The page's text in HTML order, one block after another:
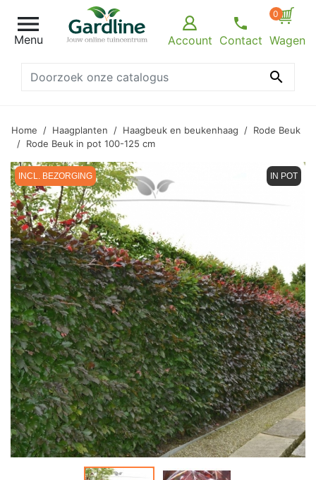

Menu Account Contact
0
Wagen

Home Haagplanten Haagbeuk en beukenhaag
Rode Beuk
Rode Beuk in pot 100-125 cm
INCL. BEZORGING IN POT